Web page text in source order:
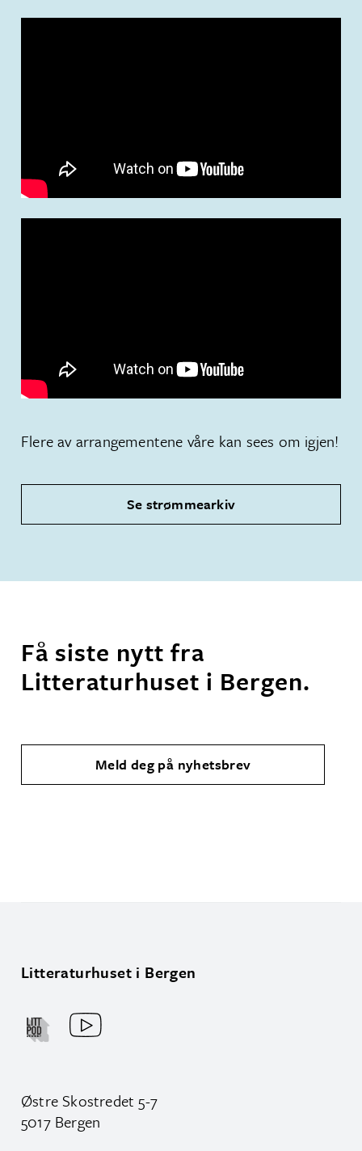
Flere av arrangementene våre kan sees om igjen!
Se strømmearkiv
Få siste nytt fra
Litteraturhuset i Bergen.
Meld deg på nyhetsbrev
Litteraturhuset i Bergen
Østre Skostredet 5-7
5017 Bergen